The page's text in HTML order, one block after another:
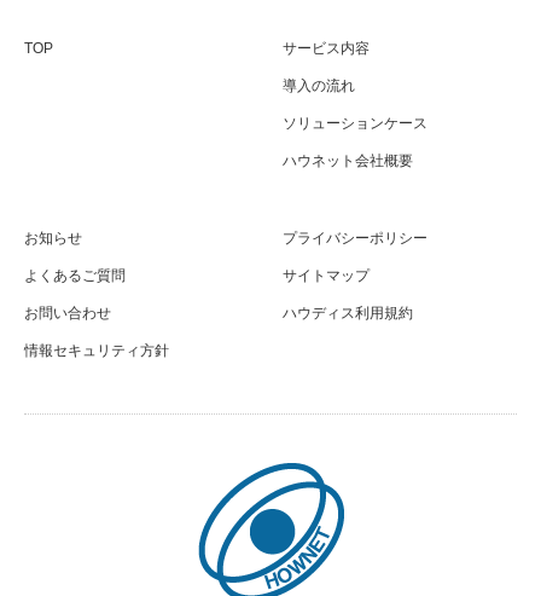
TOP サービス内容
導入の流れ
ソリューションケース
ハウネット会社概要
お知らせ
よくあるご質問
お問い合わせ
情報セキュリティ方針
プライバシーポリシー
サイトマップ
ハウディス利用規約